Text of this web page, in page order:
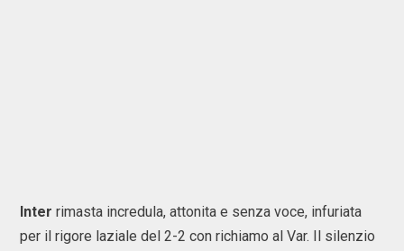
Inter rimasta incredula, attonita e senza voce, infuriata
per il rigore laziale del 2-2 con richiamo al Var. Il silenzio